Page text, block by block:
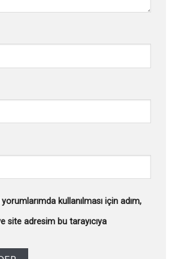
kullanılması için adım,
site adresim bu tarayıcıya